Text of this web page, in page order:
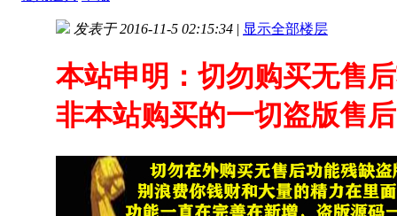
发表于 2016-11-5 02:15:34 | 显示全部楼层
本站申明：切勿购买无售
非本站购买的一切盗版售